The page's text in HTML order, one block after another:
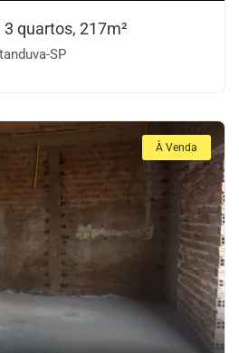
quartos, 217m²
SP
À Venda